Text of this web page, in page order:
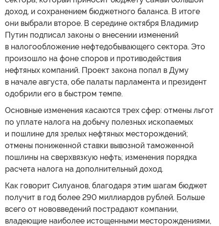
доход, и сохранением бюджетного баланса. В итоге
они выбрали второе. В середине октября Владимир
Путин подписал законы о внесении изменений
в налогообложение нефтедобывающего сектора. Это
произошло на фоне споров и противодействия
нефтяных компаний. Проект закона попал в Думу
в начале августа, обе палаты парламента и президент
одобрили его в быстром темпе.
Основные изменения касаются трех сфер: отмены льгот
по уплате налога на добычу полезных ископаемых
и пошлине для зрелых нефтяных месторождений;
отмены пониженной ставки вывозной таможенной
пошлины на сверхвязкую нефть; изменения порядка
расчета налога на дополнительный доход.
Как говорит Силуанов, благодаря этим шагам бюджет
получит в год более 290 миллиардов рублей. Больше
всего от нововведений пострадают компании,
владеющие наиболее истощенными месторождениями,